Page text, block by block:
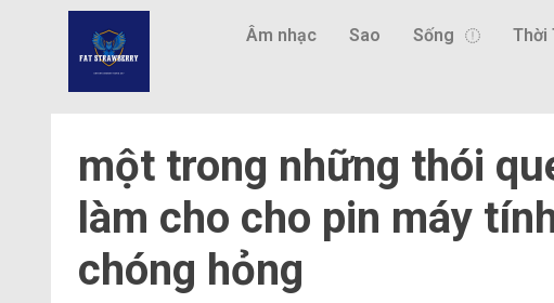
Âm nhạc Sao Sống Thời
một trong những thói
làm cho cho pin máy
chóng hỏng